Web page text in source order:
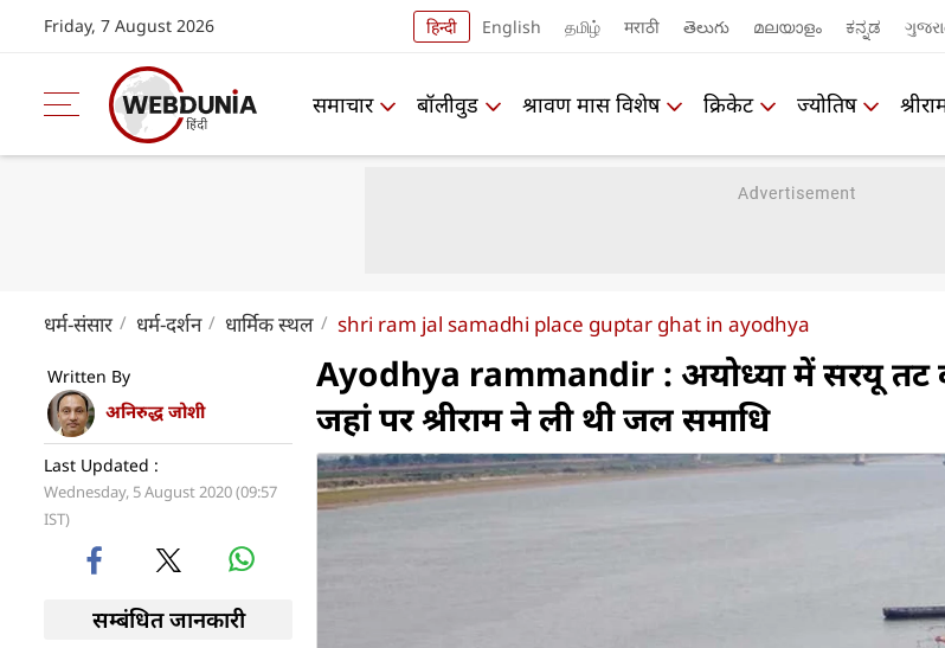
Friday, 7 August 2026 हिन्दी English தமிழ் मराठी తెలుగు മലയാളം ಕನ್ನಡ
समाचार बॉलीवुड श्रावण मास विशेष क्रिकेट ज्योतिष
धर्म-संसार धर्म-दर्शन धार्मिक स्थल shri ram jal samadhi place guptar ghat in ayodhya
Written By
अनिरुद्ध जोशी
Last Updated :
Wednesday, 5 August 2020 (09:57
IST)
सम्बंधित जानकारी
Ayodhya rammandir : अयोध्या में सरयू तट
जहां पर श्रीराम ने ली थी जल समाधि